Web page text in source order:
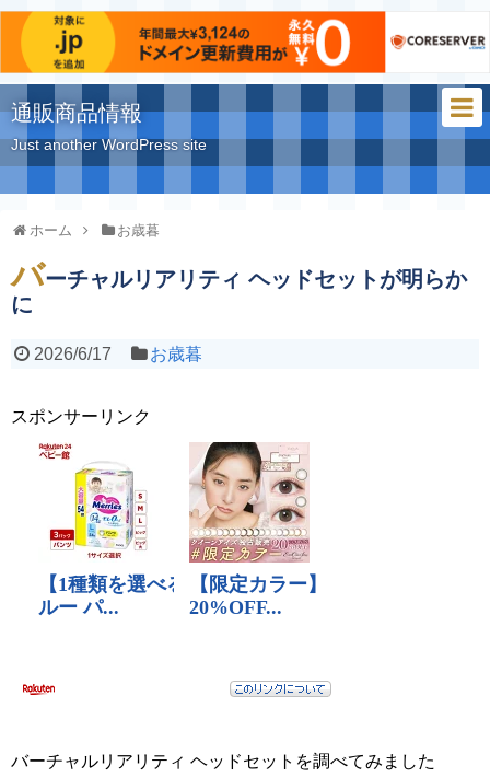
通販商品情報
Just another WordPress site
ホーム お歳暮
バーチャルリアリティ ヘッドセットが明らか
に
2026/6/17 お歳暮
スポンサーリンク
バーチャルリアリティ ヘッドセットを調べてみました